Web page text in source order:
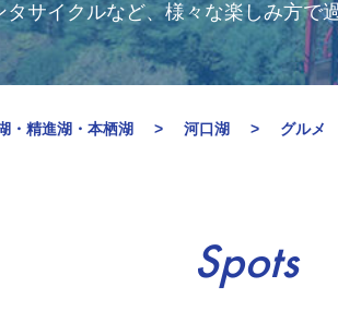
タサイクルなど、様々な楽しみ方で
・精進湖・本栖湖 河口湖 グルメ
Spots